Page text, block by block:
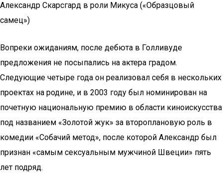
Александр Скарсгард в роли Микуса («Образцовый
самец»)
Вопреки ожиданиям, после дебюта в Голливуде
предложения не посыпались на актера градом.
Следующие четыре года он реализовал себя в нескольких
проектах на родине, и в 2003 году был номинирован на
почетную национальную премию в области киноискусства
под названием «Золотой жук» за второплановую роль в
комедии «Собачий метод», после которой Александр был
признан «самым сексуальным мужчиной Швеции» пять
лет подряд.